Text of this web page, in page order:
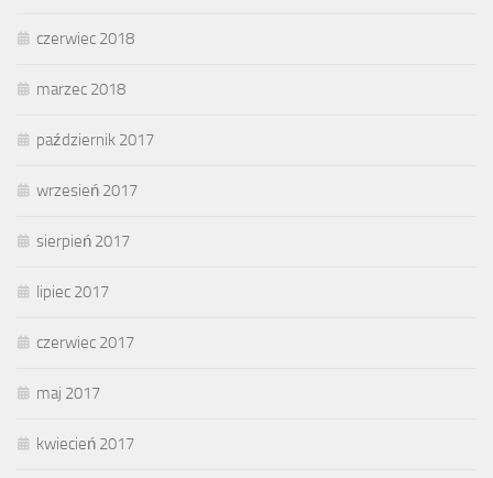
czerwiec 2018
marzec 2018
październik 2017
wrzesień 2017
sierpień 2017
lipiec 2017
czerwiec 2017
maj 2017
kwiecień 2017